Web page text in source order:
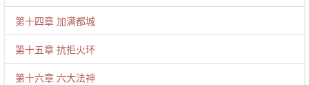
第十四章 加满都城
第十五章 抗拒火环
第十六章 六大法神